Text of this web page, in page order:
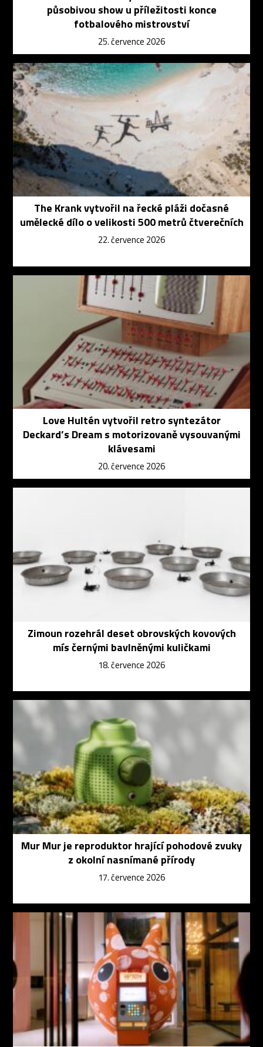
působivou show u příležitosti konce
fotbalového mistrovství
25. července 2026
The Krank vytvořil na řecké pláži dočasné
umělecké dílo o velikosti 500 metrů čtverečních
22. července 2026
Love Hultén vytvořil retro syntezátor
Deckard’s Dream s motorizovaně vysouvanými
klávesami
20. července 2026
Zimoun rozehrál deset obrovských kovových
mís černými bavlněnými kuličkami
18. července 2026
Mur Mur je reproduktor hrající pohodové zvuky
z okolní nasnímané přírody
17. července 2026